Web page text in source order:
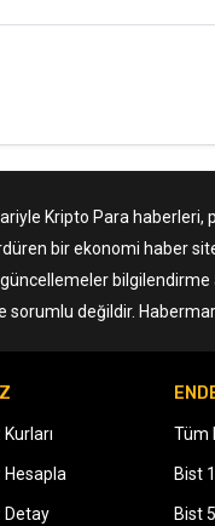
Kripto Para
bir ekonomi haber
sorumlu değildir.
Hesapla
Detay
Tüm
Bist
Bist